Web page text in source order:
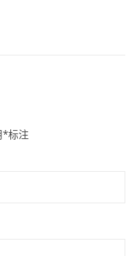
*标注